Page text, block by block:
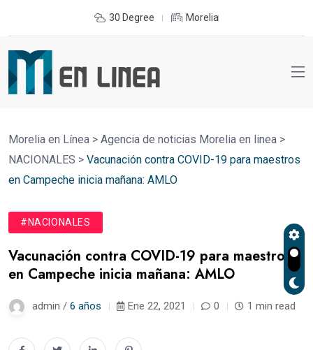
30 Degree Morelia
Morelia en Línea > Agencia de noticias Morelia en linea >
NACIONALES > Vacunación contra COVID-19 para maestros
en Campeche inicia mañana: AMLO
#NACIONALES
Vacunación contra COVID-19 para maestros
en Campeche inicia mañana: AMLO
admin / 6 años Ene 22, 2021 0 1 min read